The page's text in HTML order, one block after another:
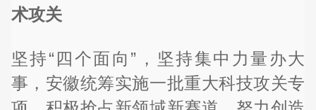
术攻关
坚持“四个面向”，坚持集中力量办大
事，安徽统筹实施一批重大科技攻关专